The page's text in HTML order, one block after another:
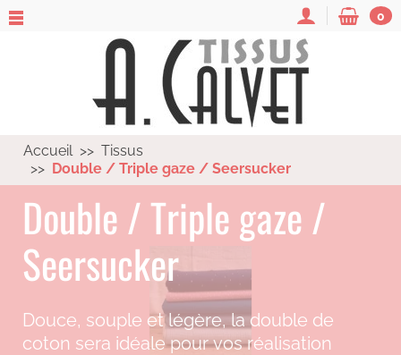
0
Accueil
Tissus
Double / Triple gaze / Seersucker
Double / Triple gaze /
Seersucker
Douce, souple et légère, la double de
coton sera idéale pour vos réalisation